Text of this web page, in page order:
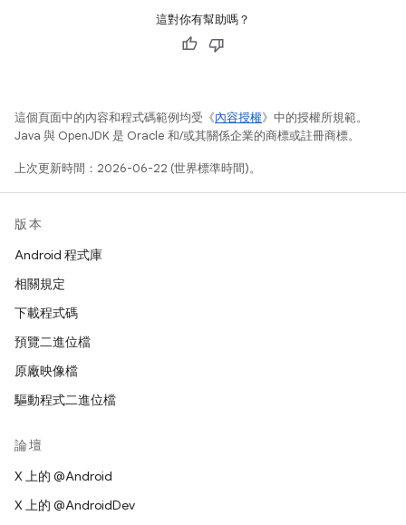
這對你有幫助嗎？
這個頁面中的內容和程式碼範例均受《內容授權》中的授權所規範。
Java 與 OpenJDK 是 Oracle 和/或其關係企業的商標或註冊商標。
上次更新時間：2026-06-22 (世界標準時間)。
版本
Android 程式庫
相關規定
下載程式碼
預覽二進位檔
原廠映像檔
驅動程式二進位檔
論壇
X 上的 @Android
X 上的 @AndroidDev